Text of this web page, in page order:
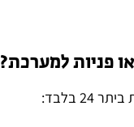
פניות למערכת?
בלבד: